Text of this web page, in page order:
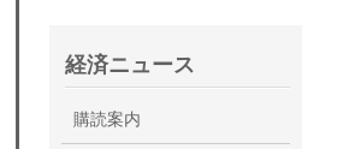
経済ニュース
購読案内